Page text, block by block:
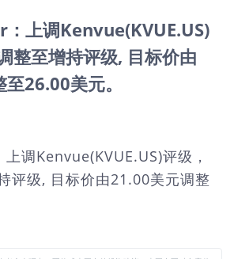
上调Kenvue(KVUE.US)
整至增持评级, 目标价由
26.00美元。
调Kenvue(KVUE.US)评级，
评级, 目标价由21.00美元调整